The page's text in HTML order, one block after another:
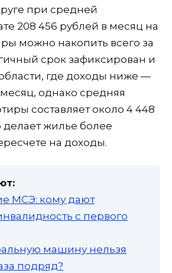
при средней
208 456 рублей в месяц на
можно накопить всего за
срок зафиксирован и
где доходы ниже —
месяц, однако средняя
составляет около 4 448
делает жилье более
на доходы.
МСЭ: кому дают
с первого
машину нельзя
подряд?